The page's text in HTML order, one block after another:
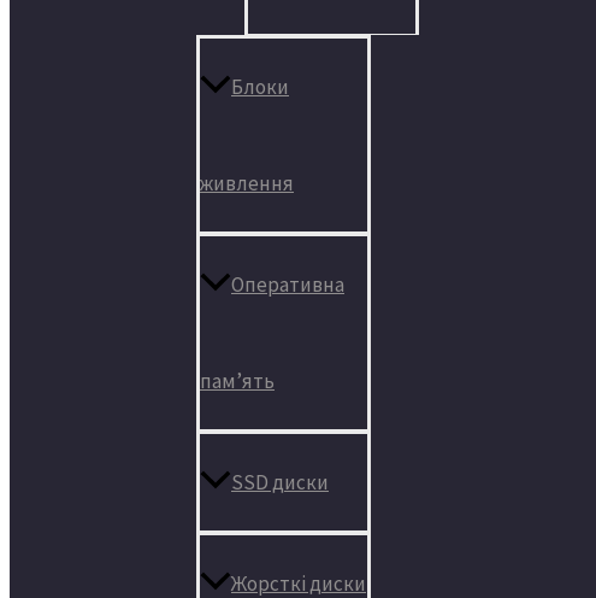
Блоки
живлення
Оперативна
пам’ять
SSD диски
Жорсткі диски